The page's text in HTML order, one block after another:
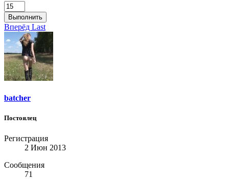
Выполнить
Вперёд Last
batcher
Постоялец
Регистрация
2 Июн 2013
Сообщения
71